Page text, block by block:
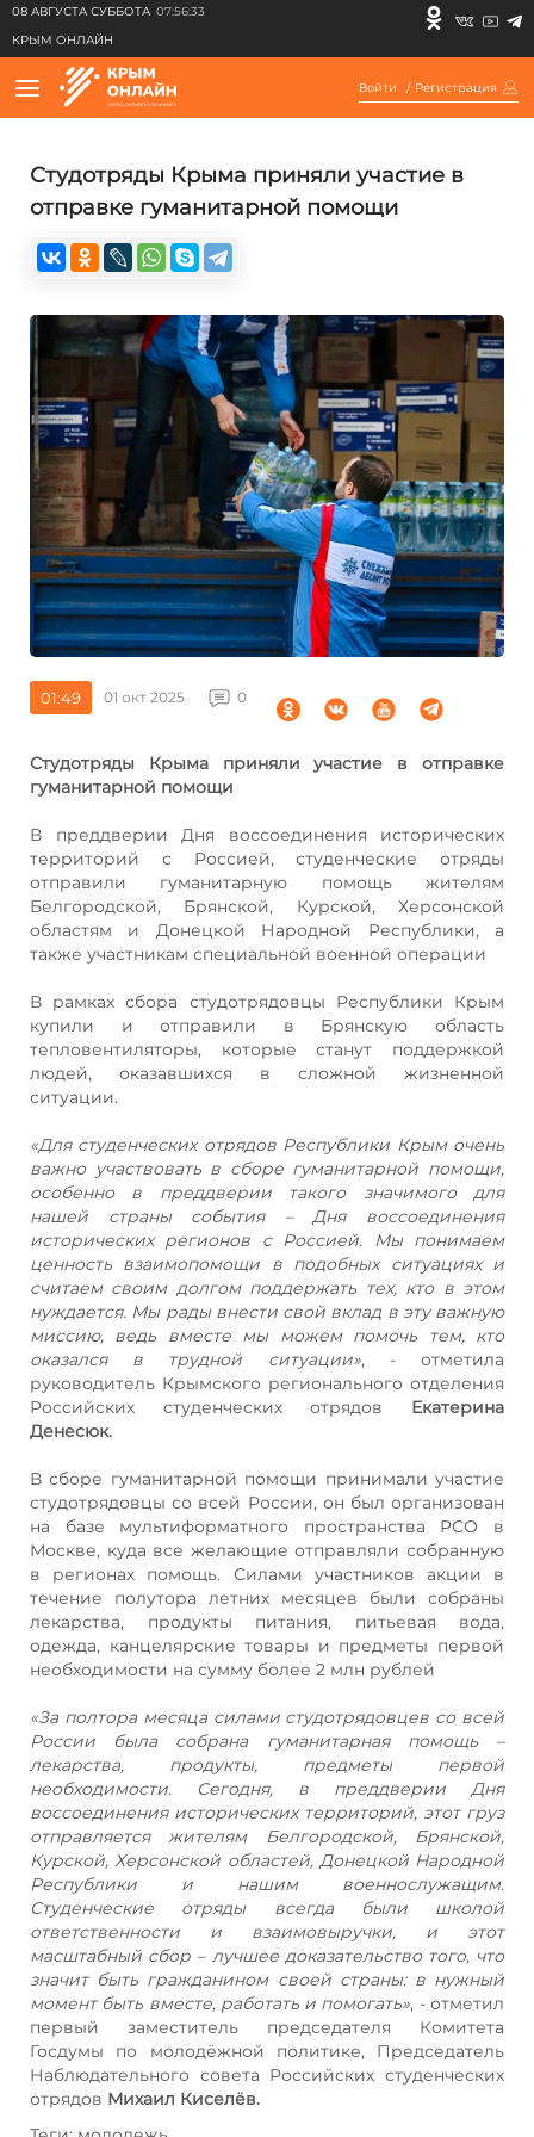
08 АВГУСТА СУББОТА 07:56:33
КРЫМ ОНЛАЙН
Войти / Регистрация
Студотряды Крыма приняли участие в
отправке гуманитарной помощи
01:49 01 окт 2025 0
Студотряды Крыма приняли участие в отправке
гуманитарной помощи
В преддверии Дня воссоединения исторических
территорий с Россией, студенческие отряды
отправили гуманитарную помощь жителям
Белгородской, Брянской, Курской, Херсонской
областям и Донецкой Народной Республики, а
также участникам специальной военной операции
В рамках сбора студотрядовцы Республики Крым
купили и отправили в Брянскую область
тепловентиляторы, которые станут поддержкой
людей, оказавшихся в сложной жизненной
ситуации.
«Для студенческих отрядов Республики Крым очень
важно участвовать в сборе гуманитарной помощи,
особенно в преддверии такого значимого для
нашей страны события – Дня воссоединения
исторических регионов с Россией. Мы понимаем
ценность взаимопомощи в подобных ситуациях и
считаем своим долгом поддержать тех, кто в этом
нуждается. Мы рады внести свой вклад в эту важную
миссию, ведь вместе мы можем помочь тем, кто
оказался в трудной ситуации», - отметила
руководитель Крымского регионального отделения
Российских студенческих отрядов Екатерина
Денесюк.
В сборе гуманитарной помощи принимали участие
студотрядовцы со всей России, он был организован
на базе мультиформатного пространства РСО в
Москве, куда все желающие отправляли собранную
в регионах помощь. Силами участников акции в
течение полутора летних месяцев были собраны
лекарства, продукты питания, питьевая вода,
одежда, канцелярские товары и предметы первой
необходимости на сумму более 2 млн рублей
«За полтора месяца силами студотрядовцев со всей
России была собрана гуманитарная помощь –
лекарства, продукты, предметы первой
необходимости. Сегодня, в преддверии Дня
воссоединения исторических территорий, этот груз
отправляется жителям Белгородской, Брянской,
Курской, Херсонской областей, Донецкой Народной
Республики и нашим военнослужащим.
Студенческие отряды всегда были школой
ответственности и взаимовыручки, и этот
масштабный сбор – лучшее доказательство того, что
значит быть гражданином своей страны: в нужный
момент быть вместе, работать и помогать», - отметил
первый заместитель председателя Комитета
Госдумы по молодёжной политике, Председатель
Наблюдательного совета Российских студенческих
отрядов Михаил Киселёв.